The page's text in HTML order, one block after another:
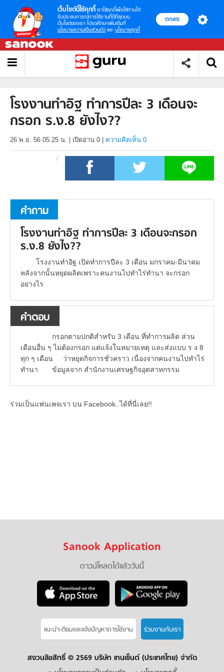
เว็บไซต์นี้ใช้คุกกี้ เราใช้คุกกี้เพื่อให้ท่านได้
รับประสบการณ์การใช้งานที่ดีที่สุดบน
เว็บไซต์ของเรา โปรดศึกษาเพิ่มเติมที่
นโยบายความเป็นส่วนตัว และ นโยบายคุกกี้
ตกลง
โรงงานทำอิฐ ทำการปีละ 3 เดือนจะ
กรอก ร.ง.8 ยังไง??
26 พ.ย. 56 05.25 น. เปิดอ่าน 0 ความคิดเห็น 0
คำถาม
โรงงานทำอิฐ ทำการปีละ 3 เดือนจะกรอก
ร.ง.8 ยังไง??
โรงงานทำอิฐ เปิดทำการปีละ 3 เดือน มกราคม-มีนาคม
หลังจากนั้นหยุดผลิตเพราะคนงานไปทำไร่ทำนา จะกรอก
อย่างไร
คำตอบ
กรอกตามปกติสำหรับ 3 เดือน ที่ทำการผลิต ส่วน
เดือนอื่น ๆ ไม่ต้องกรอก แต่แจ้งในหมายเหตุ และส่งแบบ ร ง 8
ทุก ๆ เดือน ว่าหยุดกิจการชั่วคราว เนื่องจากคนงานไปทำไร่
ทำนา ข้อมูลจาก สำนักงานเศรษฐกิจอุตสาหกรรม
ร่วมเป็นแฟนเพจเรา บน Facebook..ได้ที่นี่เลย!!
Sanook Application
ดาวน์โหลดได้แล้ววันนี้
แนะนำ-ติชมเเละแจ้งปัญหาการใช้งาน ร่วมงานกับเรา
สงวนลิขสิทธิ์ © 2569 บริษัท เทนเซ็นต์ (ประเทศไทย) จำกัด